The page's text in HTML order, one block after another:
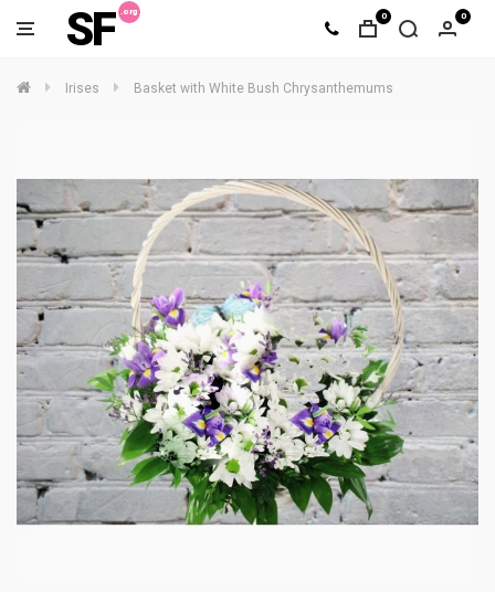
SF 0 0
Irises Basket with White Bush Chrysanthemums